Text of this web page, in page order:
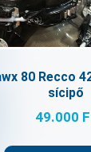
80 Recco
sícipő
49.000